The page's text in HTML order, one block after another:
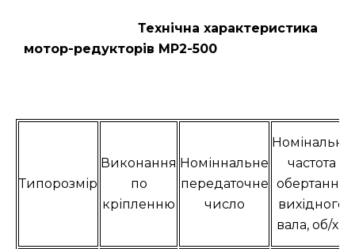
Технічна характеристика
мотор-редукторів МР2-500
Типорозмір
Виконання
по
кріпленню
Номіннальне
передаточне
число
Номінальна
частота
обертання
вихідного
вала, об/хв